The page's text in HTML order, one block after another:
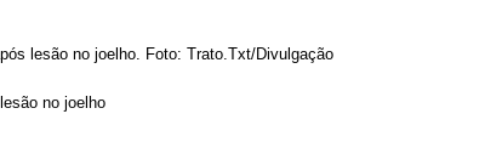
no joelho